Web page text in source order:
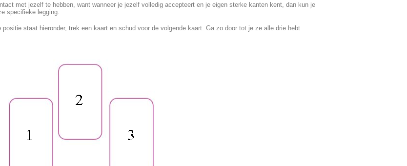
met jezelf te hebben, want wanneer je jezelf volledig accepteert en je eigen sterke kanten kent, dan kun je
specifieke legging.
staat hieronder, trek een kaart en schud voor de volgende kaart. Ga zo door tot je ze alle drie hebt